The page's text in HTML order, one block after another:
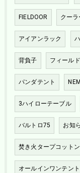
FIELDOOR クー
アイアンラック
背負子 フィール
パンダテント
3ハイローテーブル
バルトロ75 お知
焚き火タープコット
オールインワンテント